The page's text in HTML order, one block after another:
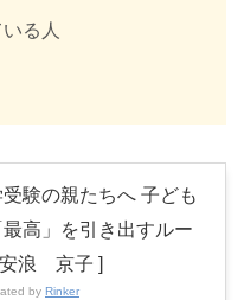
る人
受験の親たちへ 子ども
高」を引き出すルー
安浪 京子 ]
by Rinker